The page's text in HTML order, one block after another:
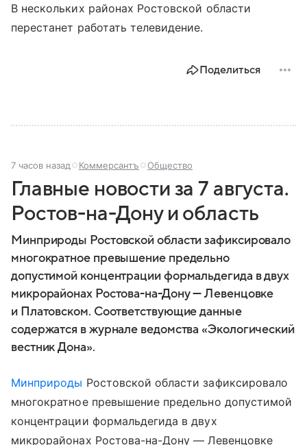
В нескольких районах Ростовской области
перестанет работать телевидение.
Поделиться
7 часов назад Коммерсантъ Общество
Главные новости за 7 августа.
Ростов-на-Дону и область
Минприроды Ростовской области зафиксировало
многократное превышение предельно
допустимой концентрации формальдегида в двух
микрорайонах Ростова-на-Дону — Левенцовке
и Платовском. Соответствующие данные
содержатся в журнале ведомства «Экологический
вестник Дона».
Минприроды Ростовской области зафиксировало
многократное превышение предельно допустимой
концентрации формальдегида в двух
микрорайонах Ростова-на-Дону — Левенцовке